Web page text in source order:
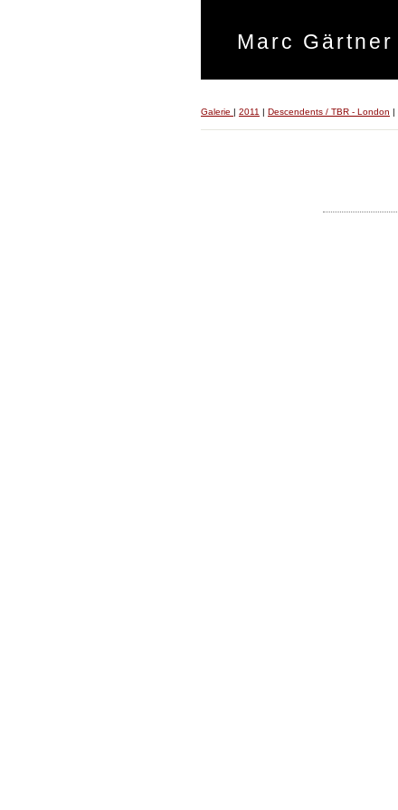
Marc Gärtner
Galerie | 2011 | Descendents / TBR - London |